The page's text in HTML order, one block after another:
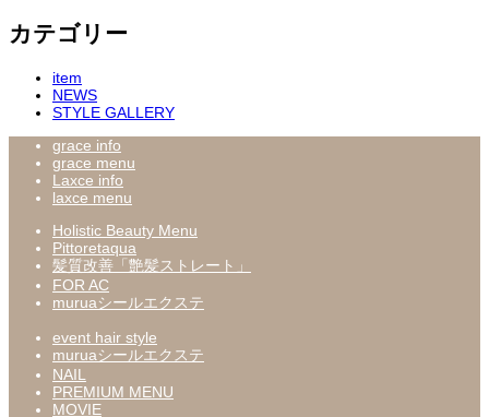
カテゴリー
item
NEWS
STYLE GALLERY
grace info
grace menu
Laxce info
laxce menu
Holistic Beauty Menu
Pittoretaqua
髪質改善「艶髪ストレート」
FOR AC
muruaシールエクステ
event hair style
muruaシールエクステ
NAIL
PREMIUM MENU
MOVIE